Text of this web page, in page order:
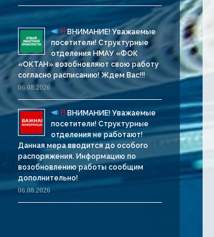
ВНИМАНИЕ! Уважаемые
посетители! Структурные
отделения НМАУ «ФОК
«ОКТАН» возобновляют свою работу
согласно расписанию! Ждем Вас!!!
06.08.2026
ВНИМАНИЕ! Уважаемые
посетители! Структурные
отделения не работают!
Данная мера вводится до особого
распоряжения. Информацию по
возобновлению работы сообщим
дополнительно!
06.08.2026